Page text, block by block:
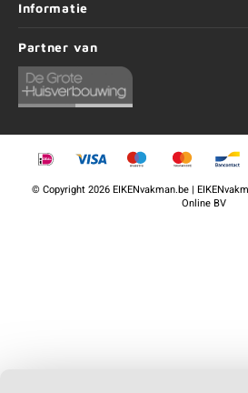
Informatie
Partner van
©Copyright2026 EIKENvakman.be |
Online BV